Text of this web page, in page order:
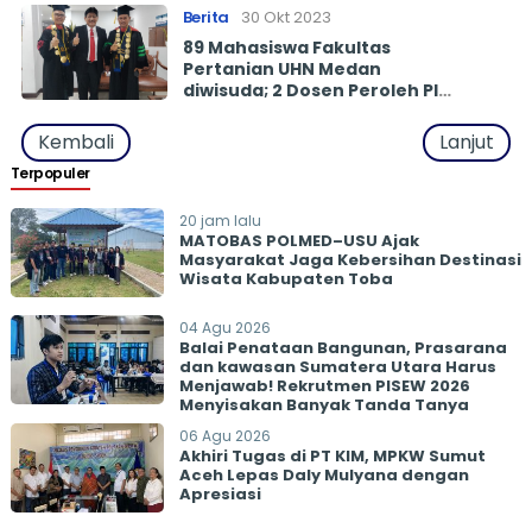
Berita 30 Okt 2023
89 Mahasiswa Fakultas
Pertanian UHN Medan
diwisuda; 2 Dosen Peroleh PIN
Kembali Lanjut
Terpopuler
20 jam lalu
MATOBAS POLMED–USU Ajak
Masyarakat Jaga Kebersihan Destinasi
Wisata Kabupaten Toba
04 Agu 2026
Balai Penataan Bangunan, Prasarana
dan kawasan Sumatera Utara Harus
Menjawab! Rekrutmen PISEW 2026
Menyisakan Banyak Tanda Tanya
06 Agu 2026
Akhiri Tugas di PT KIM, MPKW Sumut
Aceh Lepas Daly Mulyana dengan
Apresiasi